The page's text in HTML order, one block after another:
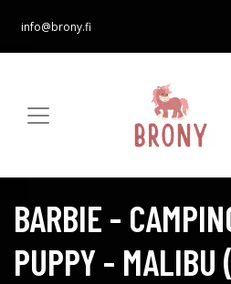
info@brony.fi
BARBIE -
PUPPY - MALIBU